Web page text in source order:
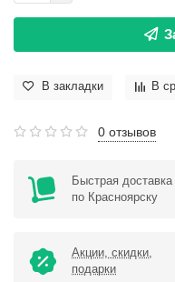
В закладки В
0 отзывов
Быстрая доставка
по Красноярску
Акции, скидки,
подарки